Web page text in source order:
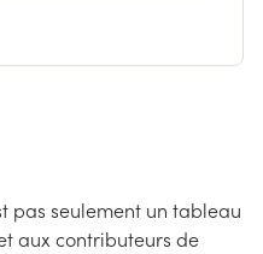
pas seulement un tableau
aux contributeurs de